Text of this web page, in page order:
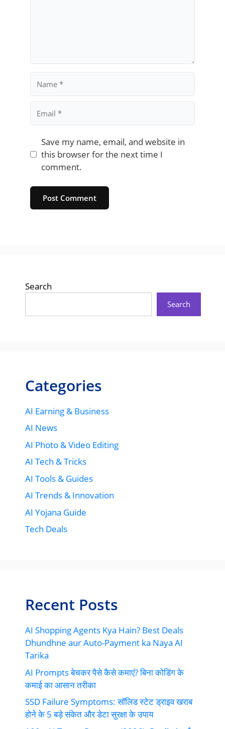
Save my name, email, and website in
this browser for the next time I
comment.
Website
Search
Search
Categories
AI Earning & Business
AI News
AI Photo & Video Editing
AI Tech & Tricks
AI Tools & Guides
AI Trends & Innovation
AI Yojana Guide
Tech Deals
Recent Posts
AI Shopping Agents Kya Hain? Best Deals
Dhundhne aur Auto-Payment ka Naya AI
Tarika
AI Prompts बेचकर पैसे कैसे कमाएं? बिना कोडिंग के
कमाई का आसान तरीका
SSD Failure Symptoms: सॉलिड स्टेट ड्राइव खराब
होने के 5 बड़े संकेत और डेटा सुरक्षा के उपाय